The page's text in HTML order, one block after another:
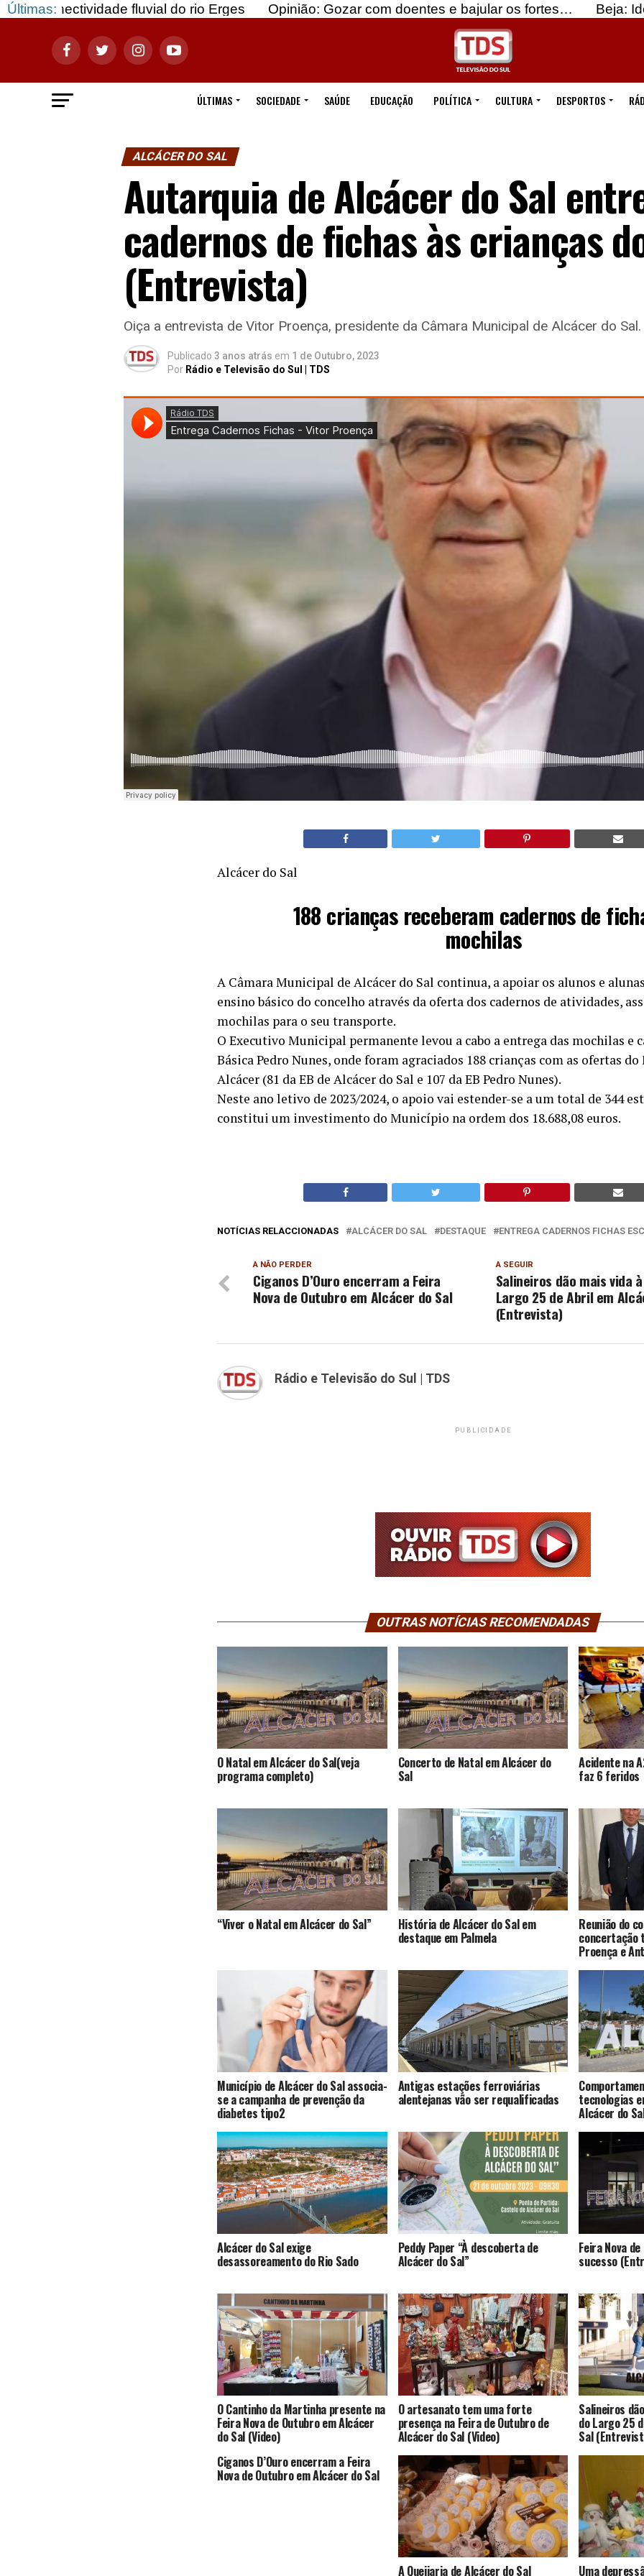
Últimas:fluvial do rio Erges Opinião: Gozar com doentes e bajular os fortes… Beja: Identificados
ÚLTIMAS SOCIEDADE SAÚDE EDUCAÇÃO POLÍTICA CULTURA DESPORTOS
ALCÁCER DO SAL
Autarquia de Alcácer do Sal
cadernos de fichas às crianças
(Entrevista)
Oiça a entrevista de Vitor Proença, presidente da Câmara Municipal de Alcácer do Sal.
Publicado 3 anos atrás em 1 de Outubro, 2023
Por Rádio e Televisão do Sul | TDS
Rádio TDS·Entrega Cadernos Fichas - Vitor Proença
Alcácer do Sal
188 crianças receberam cadernos de
mochilas
A Câmara Municipal de Alcácer do Sal continua, a apoiar os alunos e
ensino básico do concelho através da oferta dos cadernos de atividades,
mochilas para o seu transporte.
O Executivo Municipal permanente levou a cabo a entrega das mochilas e
Básica Pedro Nunes, onde foram agraciados 188 crianças com as ofertas
Alcácer (81 da EB de Alcácer do Sal e 107 da EB Pedro Nunes).
Neste ano letivo de 2023/2024, o apoio vai estender-se a um total de 344
constitui um investimento do Município na ordem dos 18.688,08 euros.
NOTÍCIAS RELACCIONADAS ALCÁCER DO SAL DESTAQUE ENTREGA CADERNOS FICHAS
A SEGUIR
Salineiros dão mais vida
Largo 25 de Abril em
(Entrevista)
A NÃO PERDER
Ciganos D’Ouro encerram a Feira
Nova de Outubro em Alcácer do Sal
Rádio e Televisão do Sul | TDS
PUBLICIDADE
OUTRAS NOTÍCIAS RECOMENDADAS
O Natal em Alcácer do Sal(veja
programa completo)
Concerto de Natal em Alcácer do
Sal
Acidente na
faz 6 feridos
“Viver o Natal em Alcácer do Sal” História de Alcácer do Sal em
destaque em Palmela
Reunião do
Proença e
Município de Alcácer do Sal associa-
se a campanha de prevenção da
diabetes tipo2
Antigas estações ferroviárias
alentejanas vão ser requalificadas tecnologias
Alcácer do
Alcácer do Sal exige
desassoreamento do Rio Sado
Peddy Paper “À descoberta de
Alcácer do Sal”
Feira Nova
sucesso
O Cantinho da Martinha presente na
Feira Nova de Outubro em Alcácer
do Sal (Video)
O artesanato tem uma forte
presença na Feira de Outubro de
Alcácer do Sal (Video)
Salineiros
do Largo 25
Sal
Ciganos D’Ouro encerram a Feira
Nova de Outubro em Alcácer do Sal
A Queijaria de Alcácer do Sal Uma